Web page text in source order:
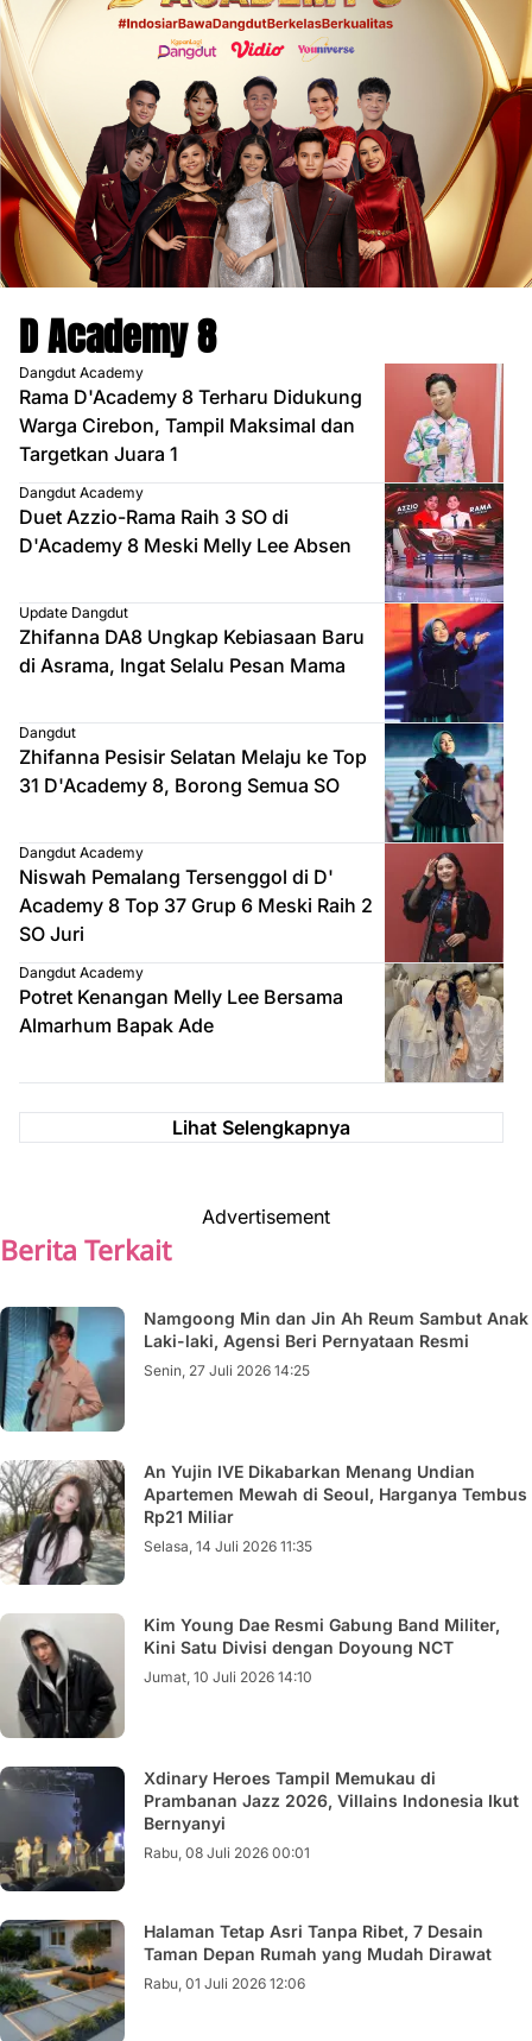
D Academy 8
Dangdut Academy
Rama D'Academy 8 Terharu Didukung
Warga Cirebon, Tampil Maksimal dan
Targetkan Juara 1
Dangdut Academy
Duet Azzio-Rama Raih 3 SO di
D'Academy 8 Meski Melly Lee Absen
Update Dangdut
Zhifanna DA8 Ungkap Kebiasaan Baru
di Asrama, Ingat Selalu Pesan Mama
Dangdut
Zhifanna Pesisir Selatan Melaju ke Top
31 D'Academy 8, Borong Semua SO
Dangdut Academy
Niswah Pemalang Tersenggol di D'
Academy 8 Top 37 Grup 6 Meski Raih 2
SO Juri
Dangdut Academy
Potret Kenangan Melly Lee Bersama
Almarhum Bapak Ade
Lihat Selengkapnya
Advertisement
Berita Terkait
Namgoong Min dan Jin Ah Reum Sambut Anak
Laki-laki, Agensi Beri Pernyataan Resmi
Senin, 27 Juli 2026 14:25
An Yujin IVE Dikabarkan Menang Undian
Apartemen Mewah di Seoul, Harganya Tembus
Rp21 Miliar
Selasa, 14 Juli 2026 11:35
Kim Young Dae Resmi Gabung Band Militer,
Kini Satu Divisi dengan Doyoung NCT
Jumat, 10 Juli 2026 14:10
Xdinary Heroes Tampil Memukau di
Prambanan Jazz 2026, Villains Indonesia Ikut
Bernyanyi
Rabu, 08 Juli 2026 00:01
Halaman Tetap Asri Tanpa Ribet, 7 Desain
Taman Depan Rumah yang Mudah Dirawat
Rabu, 01 Juli 2026 12:06